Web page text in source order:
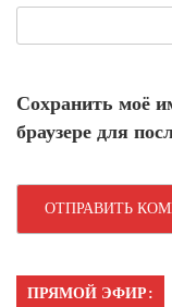
Сохранить моё
браузере для
ПРЯМОЙ ЭФИР: